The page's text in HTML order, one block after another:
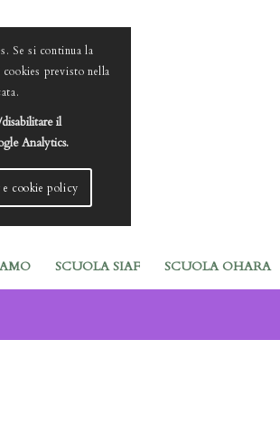
SCUOLA SIAF SCUOLA OHARA
Se si continua la
previsto nella
il
Analytics.
e cookie policy